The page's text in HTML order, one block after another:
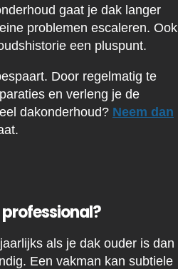
gaat je dak langer
problemen escaleren. Ook
een pluspunt.
Door regelmatig te
en verleng je de
dakonderhoud? Neem dan
als je dak ouder is dan
Een vakman kan subtiele